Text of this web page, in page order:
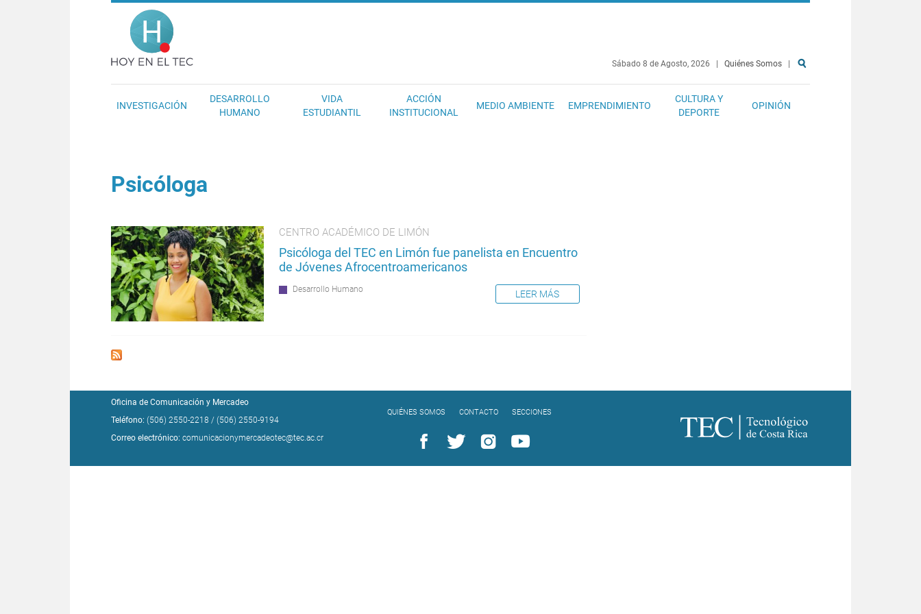
Pasar al contenido principal
Sábado 8 de Agosto, 2026 Quiénes Somos
INVESTIGACIÓN
DESARROLLO
HUMANO
VIDA
ESTUDIANTIL
ACCIÓN
INSTITUCIONAL
MEDIO AMBIENTE EMPRENDIMIENTO
CULTURA Y
DEPORTE
OPINIÓN
Psicóloga
CENTRO ACADÉMICO DE LIMÓN
Psicóloga del TEC en Limón fue panelista en Encuentro
de Jóvenes Afrocentroamericanos
Desarrollo Humano LEER MÁS
Oficina de Comunicación y Mercadeo
Teléfono: (506) 2550-2218 / (506) 2550-9194
Correo electrónico: comunicacionymercadeotec@tec.ac.cr
QUIÉNES SOMOS CONTACTO SECCIONES